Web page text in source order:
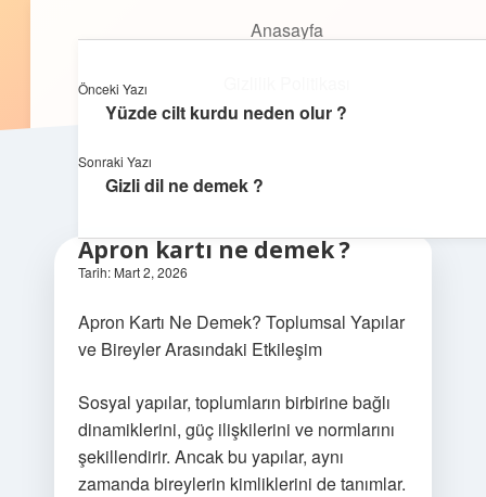
Anasayfa
Hakkımızda
Apron kartı ne demek ?
Tarih: Mart 2, 2026
Apron Kartı Ne Demek? Toplumsal Yapılar
ve Bireyler Arasındaki Etkileşim
Sosyal yapılar, toplumların birbirine bağlı
dinamiklerini, güç ilişkilerini ve normlarını
şekillendirir. Ancak bu yapılar, aynı
zamanda bireylerin kimliklerini de tanımlar.
Önceki Yazı
Yüzde cilt kurdu neden olur ?
Sonraki Yazı
Gizli dil ne demek ?
Anasayfa
Yasal Uyarı